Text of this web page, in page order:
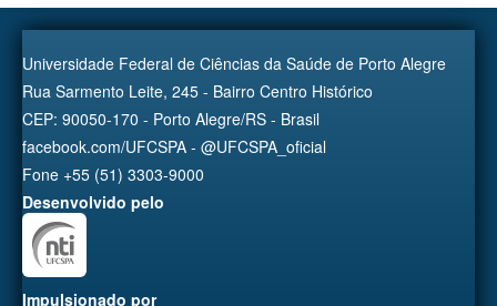
Universidade Federal de Ciências da Saúde de Porto Alegre
Rua Sarmento Leite, 245 - Bairro Centro Histórico
CEP: 90050-170 - Porto Alegre/RS - Brasil
facebook.com/UFCSPA - @UFCSPA_oficial
Fone +55 (51) 3303-9000
Desenvolvido pelo
Impulsionado por